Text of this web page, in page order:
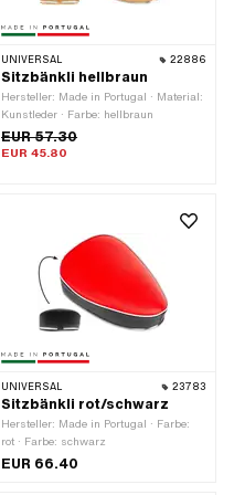
UNIVERSAL 22886
Sitzbänkli hellbraun
Hersteller: Made in Portugal · Material:
Kunstleder · Farbe: hellbraun
EUR 57.30
EUR 45.80
UNIVERSAL 23783
Sitzbänkli rot/schwarz
Hersteller: Made in Portugal · Farbe:
rot · Farbe: schwarz
EUR 66.40